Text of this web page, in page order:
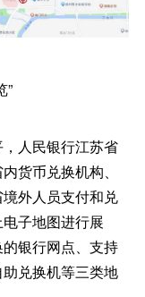
”
人民银行江苏省
货币兑换机构、
外人员支付和兑
子地图进行展
银行网点、支持
兑换机等三类地